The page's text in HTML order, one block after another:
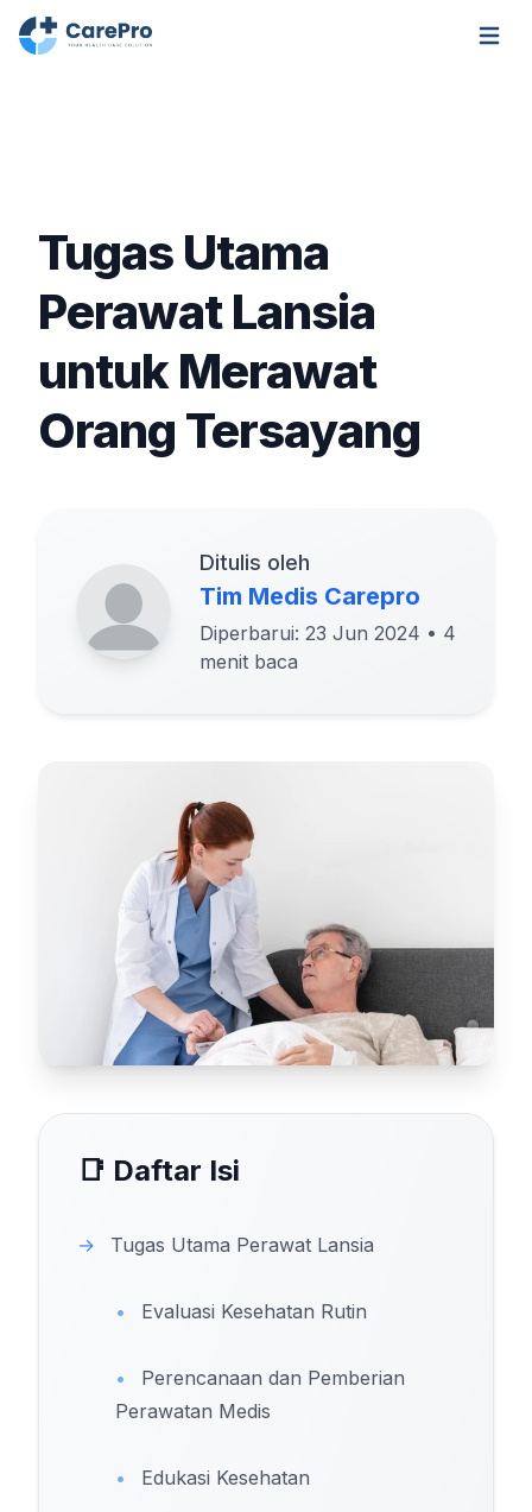
Open
Tugas Utama
Perawat Lansia
untuk Merawat
Orang Tersayang
Ditulis oleh
Tim Medis Carepro
Diperbarui: 23 Jun 2024 • 4
menit baca
📑 Daftar Isi
→ Tugas Utama Perawat Lansia
• Evaluasi Kesehatan Rutin
•
Perencanaan dan Pemberian
Perawatan Medis
• Edukasi Kesehatan